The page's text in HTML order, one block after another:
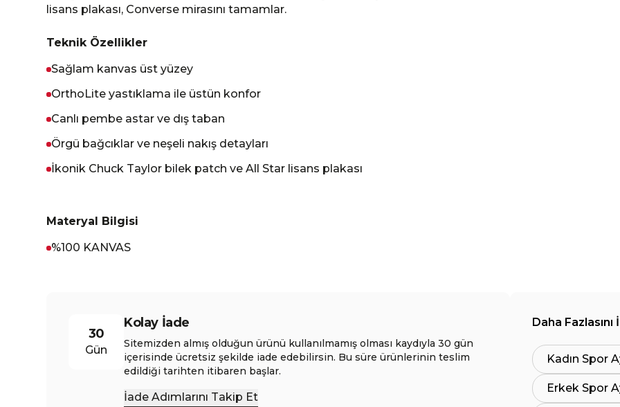
lisans plakası, Converse mirasını tamamlar.
Teknik Özellikler
Sağlam kanvas üst yüzey
OrthoLite yastıklama ile üstün konfor
Canlı pembe astar ve dış taban
Örgü bağcıklar ve neşeli nakış detayları
İkonik Chuck Taylor bilek patch ve All Star lisans plakası
Materyal Bilgisi
%100 KANVAS
30
Gün
Kolay İade
Sitemizden almış olduğun ürünü kullanılmamış olması kaydıyla 30 gün
içerisinde ücretsiz şekilde iade edebilirsin. Bu süre ürünlerinin teslim
edildiği tarihten itibaren başlar.
İade Adımlarını Takip Et
Daha Fazlasını
Kadın Spor
Erkek Spor